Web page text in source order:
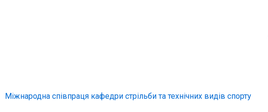
Міжнародна співпраця кафедри стрільби та технічних видів спорту